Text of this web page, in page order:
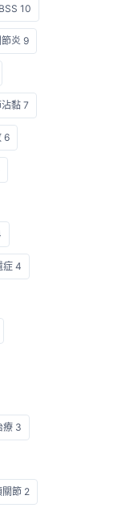
10
炎 9
沾黏 7
6
症 4
療 3
關節 2